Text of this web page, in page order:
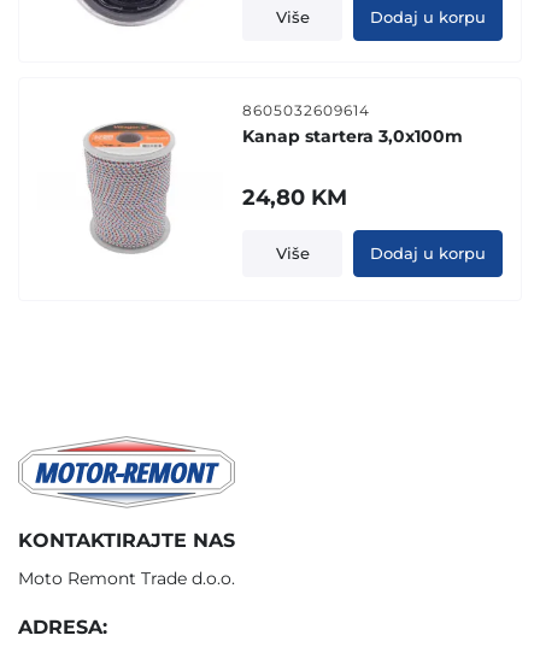
Više Dodaj u korpu
8605032609614
Kanap startera 3,0x100m
24,80 KM
Više Dodaj u korpu
KONTAKTIRAJTE NAS
Moto Remont Trade d.o.o.
ADRESA: